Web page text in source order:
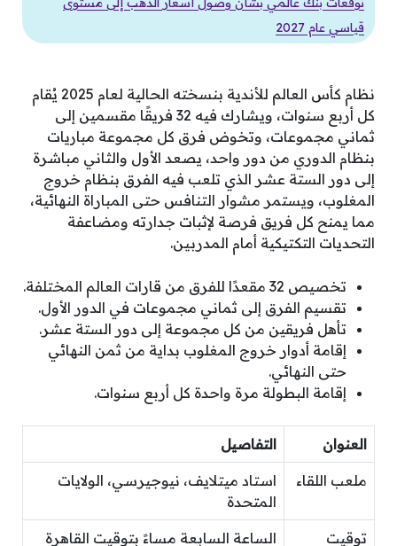
قياسي عام 2027
نظام كأس العالم للأندية بنسخته الحالية لعام 2025 يُقام
كل أربع سنوات، ويشارك فيه 32 فريقًا مقسمين إلى
ثماني مجموعات، وتخوض فرق كل مجموعة مباريات
بنظام الدوري من دور واحد، يصعد الأول والثاني مباشرة
إلى دور الستة عشر الذي تلعب فيه الفرق بنظام خروج
المغلوب، ويستمر مشوار التنافس حتى المباراة النهائية،
مما يمنح كل فريق فرصة لإثبات جدارته ومضاعفة
التحديات التكتيكية أمام المدربين.
تخصيص 32 مقعدًا للفرق من قارات العالم المختلفة.
تقسيم الفرق إلى ثماني مجموعات في الدور الأول.
تأهل فريقين من كل مجموعة إلى دور الستة عشر.
إقامة أدوار خروج المغلوب بداية من ثمن النهائي
حتى النهائي.
إقامة البطولة مرة واحدة كل أربع سنوات.
العنوان التفاصيل
ملعب اللقاء
استاد ميتلايف، نيوجيرسي، الولايات
المتحدة
توقيت الساعة السابعة مساءً بتوقيت القاهرة